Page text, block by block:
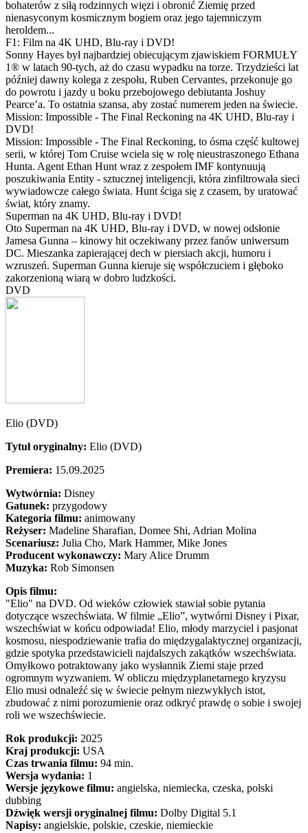
bohaterów z siłą rodzinnych więzi i obronić Ziemię przed
nienasyconym kosmicznym bogiem oraz jego tajemniczym
heroldem...
F1: Film na 4K UHD, Blu-ray i DVD!
Sonny Hayes był najbardziej obiecującym zjawiskiem FORMUŁY
1® w latach 90-tych, aż do czasu wypadku na torze. Trzydzieści lat
później dawny kolega z zespołu, Ruben Cervantes, przekonuje go
do powrotu i jazdy u boku przebojowego debiutanta Joshuy
Pearce’a. To ostatnia szansa, aby zostać numerem jeden na świecie.
Mission: Impossible - The Final Reckoning na 4K UHD, Blu-ray i
DVD!
Mission: Impossible - The Final Reckoning, to ósma część kultowej
serii, w której Tom Cruise wciela się w rolę nieustraszonego Ethana
Hunta. Agent Ethan Hunt wraz z zespołem IMF kontynuują
poszukiwania Entity - sztucznej inteligencji, która zinfiltrowała sieci
wywiadowcze całego świata. Hunt ściga się z czasem, by uratować
świat, który znamy.
Superman na 4K UHD, Blu-ray i DVD!
Oto Superman na 4K UHD, Blu-ray i DVD, w nowej odsłonie
Jamesa Gunna – kinowy hit oczekiwany przez fanów uniwersum
DC. Mieszanka zapierającej dech w piersiach akcji, humoru i
wzruszeń. Superman Gunna kieruje się współczuciem i głęboko
zakorzenioną wiarą w dobro ludzkości.
DVD
Elio (DVD)
Tytuł oryginalny: Elio (DVD)
Premiera: 15.09.2025
Wytwórnia: Disney
Gatunek: przygodowy
Kategoria filmu: animowany
Reżyser: Madeline Sharafian, Domee Shi, Adrian Molina
Scenariusz: Julia Cho, Mark Hammer, Mike Jones
Producent wykonawczy: Mary Alice Drumm
Muzyka: Rob Simonsen
Opis filmu:
"Elio" na DVD. Od wieków człowiek stawiał sobie pytania
dotyczące wszechświata. W filmie „Elio”, wytwórni Disney i Pixar,
wszechświat w końcu odpowiada! Elio, młody marzyciel i pasjonat
kosmosu, niespodziewanie trafia do międzygalaktycznej organizacji,
gdzie spotyka przedstawicieli najdalszych zakątków wszechświata.
Omyłkowo potraktowany jako wysłannik Ziemi staje przed
ogromnym wyzwaniem. W obliczu międzyplanetarnego kryzysu
Elio musi odnaleźć się w świecie pełnym niezwykłych istot,
zbudować z nimi porozumienie oraz odkryć prawdę o sobie i swojej
roli we wszechświecie.
Rok produkcji: 2025
Kraj produkcji: USA
Czas trwania filmu: 94 min.
Wersja wydania: 1
Wersje językowe filmu: angielska, niemiecka, czeska, polski
dubbing
Dźwięk wersji oryginalnej filmu: Dolby Digital 5.1
Napisy: angielskie, polskie, czeskie, niemieckie